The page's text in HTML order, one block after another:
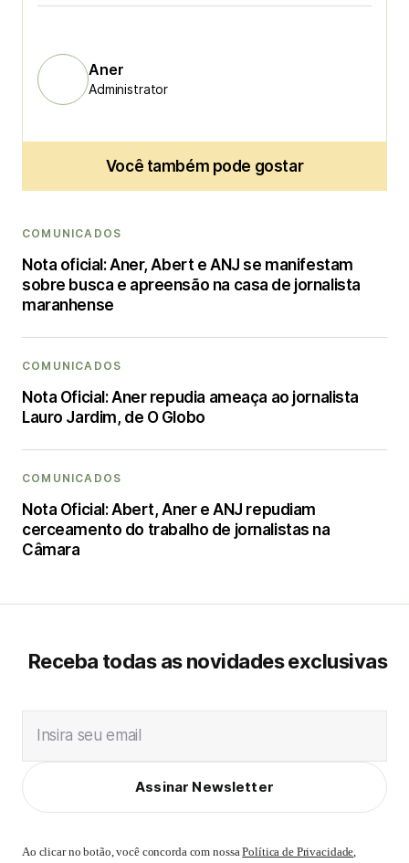
Aner
Administrator
Você também pode gostar
COMUNICADOS
Nota oficial: Aner, Abert e ANJ se manifestam
sobre busca e apreensão na casa de jornalista
maranhense
COMUNICADOS
Nota Oficial: Aner repudia ameaça ao jornalista
Lauro Jardim, de O Globo
COMUNICADOS
Nota Oficial: Abert, Aner e ANJ repudiam
cerceamento do trabalho de jornalistas na
Câmara
Receba todas as novidades exclusivas
Insira seu email
Assinar Newsletter
Ao clicar no botão, você concorda com nossaPolítica de Privacidade,